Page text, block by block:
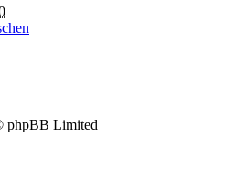
phpBB Limited